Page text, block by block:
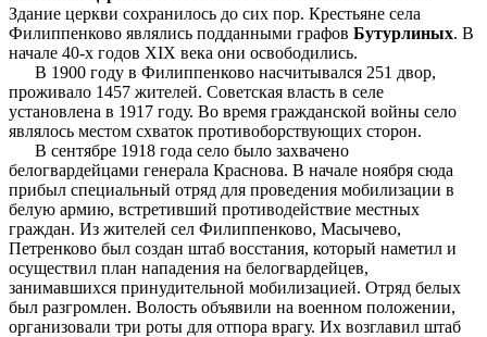
Здание церкви сохранилось до сих пор. Крестьяне села
Филиппенково являлись подданными графов Бутурлиных. В
начале 40-х годов XIX века они освободились.
В 1900 году в Филиппенково насчитывался 251 двор,
проживало 1457 жителей. Советская власть в селе
установлена в 1917 году. Во время гражданской войны село
являлось местом схваток противоборствующих сторон.
В сентябре 1918 года село было захвачено
белогвардейцами генерала Краснова. В начале ноября сюда
прибыл специальный отряд для проведения мобилизации в
белую армию, встретивший противодействие местных
граждан. Из жителей сел Филиппенково, Масычево,
Петренково был создан штаб восстания, который наметил и
осуществил план нападения на белогвардейцев,
занимавшихся принудительной мобилизацией. Отряд белых
был разгромлен. Волость объявили на военном положении,
организовали три роты для отпора врагу. Их возглавил штаб